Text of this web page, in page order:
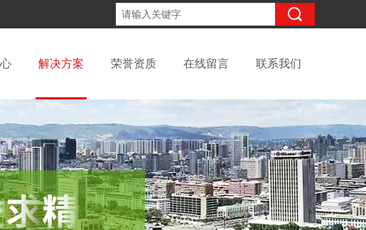
解决方案 荣誉资质 在线留言 联系我们